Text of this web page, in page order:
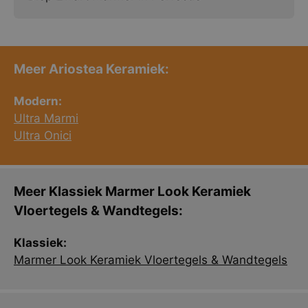
Meer Ariostea Keramiek:
Modern:
Ultra Marmi
Ultra Onici
Meer Klassiek Marmer Look Keramiek
Vloertegels & Wandtegels:
Klassiek:
Marmer Look Keramiek Vloertegels & Wandtegels